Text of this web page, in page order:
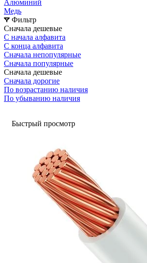
Алюминий
Медь
Фильтр
Сначала дешевые
С начала алфавита
С конца алфавита
Сначала непопулярные
Сначала популярные
Сначала дешевые
Сначала дорогие
По возрастанию наличия
По убыванию наличия
Быстрый просмотр